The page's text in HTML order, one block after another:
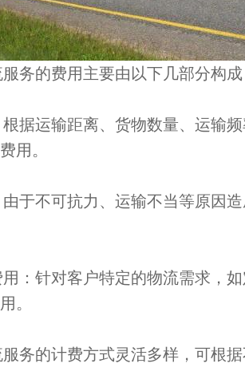
务的费用主要由以下几部分构
据运输距离、货物数量、运输
用。
于不可抗力、运输不当等原因
：针对客户特定的物流需求，
。
务的计费方式灵活多样，可根